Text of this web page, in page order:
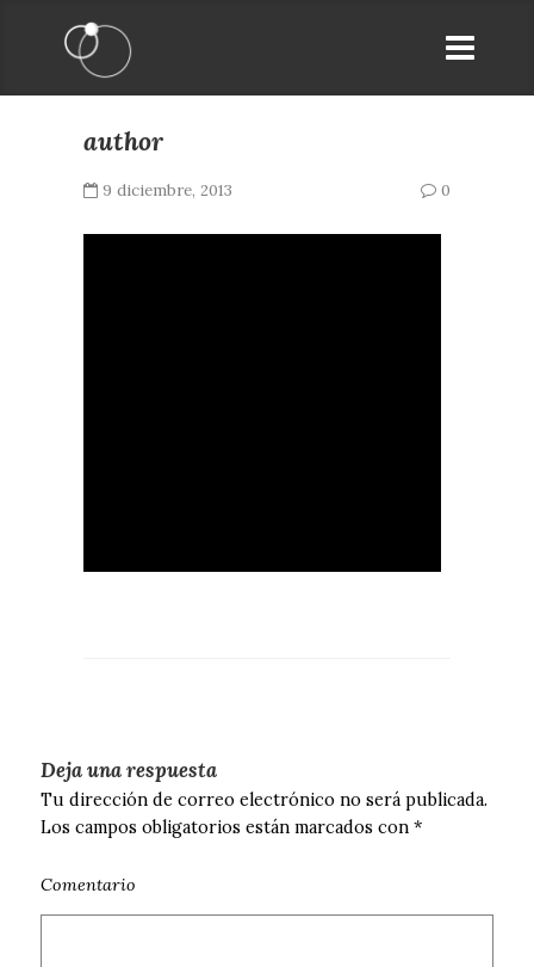
author
9 diciembre, 2013 0
Deja una respuesta
Tu dirección de correo electrónico no será publicada.
Los campos obligatorios están marcados con*
Comentario